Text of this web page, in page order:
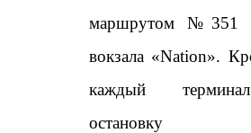
маршрутом №351
вокзала «Nation».
каждый
остановку